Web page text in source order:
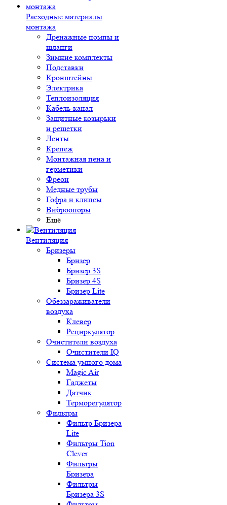
Расходные материалы
монтажа
Дренажные помпы и
шланги
Зимние комплекты
Подставки
Кронштейны
Электрика
Теплоизоляция
Кабель-канал
Защитные козырьки
и решетки
Ленты
Крепеж
Монтажная пена и
герметики
Фреон
Медные трубы
Гофра и клипсы
Виброопоры
Ещё
Вентиляция
Бризеры
Бризер
Бризер 3S
Бризер 4S
Бризер Lite
Обеззараживатели
воздуха
Клевер
Рециркулятор
Очистители воздуха
Очистители IQ
Система умного дома
Magic Air
Гаджеты
Датчик
Терморегулятор
Фильтры
Фильтр Бризера
Lite
Фильтры Tion
Clever
Фильтры
Бризера
Фильтры
Бризера 3S